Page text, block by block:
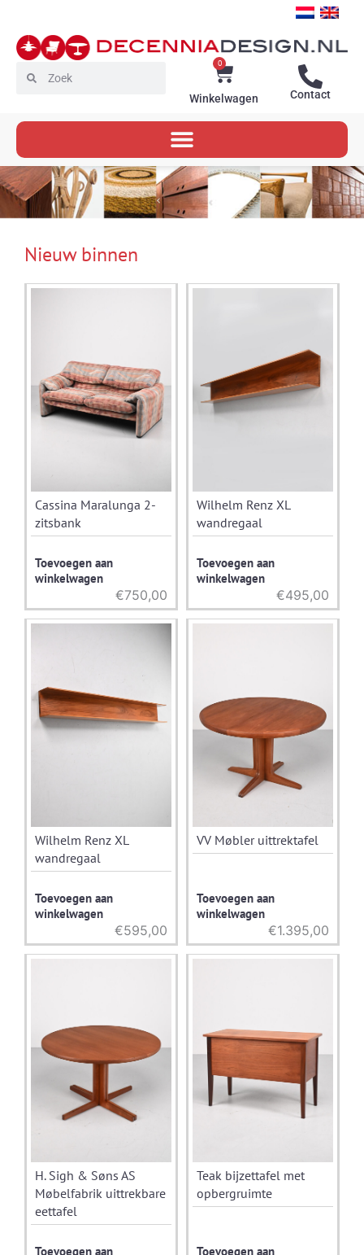
inhoud
0
Winkelwagen
Winkelwagen Contact
Nieuw binnen
Cassina Maralunga 2-
zitsbank
Toevoegen aan
winkelwagen
€750,00
Wilhelm Renz XL
wandregaal
Toevoegen aan
winkelwagen
€495,00
Wilhelm Renz XL
wandregaal
Toevoegen aan
winkelwagen
€595,00
VV Møbler uittrektafel
Toevoegen aan
winkelwagen
€1.395,00
H. Sigh & Søns AS
Møbelfabrik uittrekbare
eettafel
Toevoegen aan
Teak bijzettafel met
opbergruimte
Toevoegen aan